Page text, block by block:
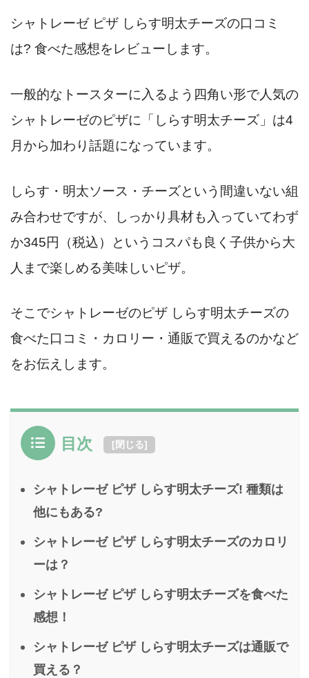
シャトレーゼ ピザ しらす明太チーズの口コミ
は? 食べた感想をレビューします。
一般的なトースターに入るよう四角い形で人気の
シャトレーゼのピザに「しらす明太チーズ」は4
月から加わり話題になっています。
しらす・明太ソース・チーズという間違いない組
み合わせですが、しっかり具材も入っていてわず
か345円（税込）というコスパも良く子供から大
人まで楽しめる美味しいピザ。
そこでシャトレーゼのピザ しらす明太チーズの
食べた口コミ・カロリー・通販で買えるのかなど
をお伝えします。
目次 [閉じる]
シャトレーゼ ピザ しらす明太チーズ! 種類は
他にもある?
シャトレーゼ ピザ しらす明太チーズのカロリ
ーは？
シャトレーゼ ピザ しらす明太チーズを食べた
感想！
シャトレーゼ ピザ しらす明太チーズは通販で
買える？